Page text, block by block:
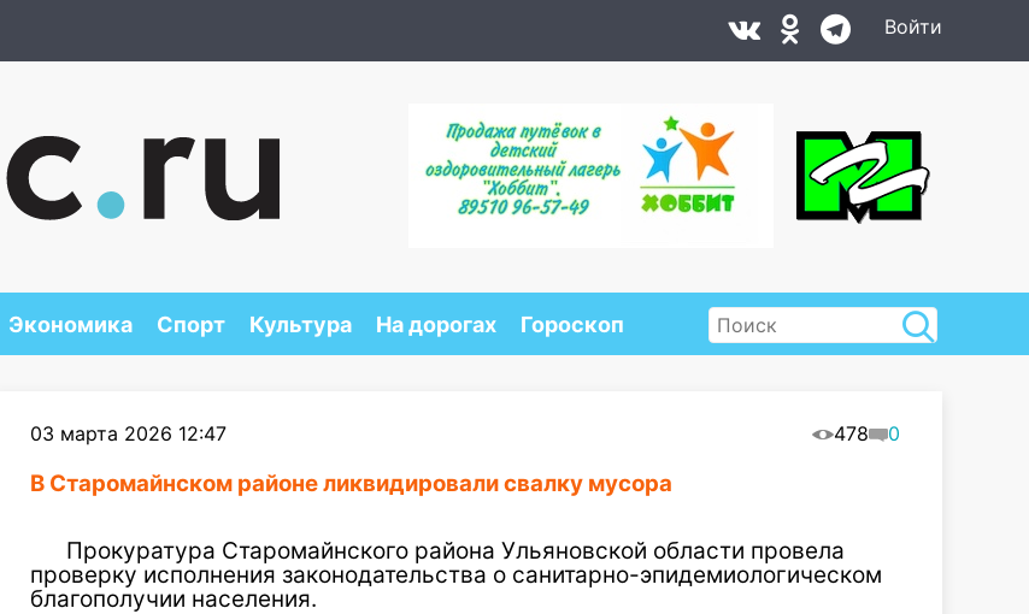
Войти
Экономика Спорт Культура На дорогах Гороскоп
03 марта 2026 12:47 478 0
В Старомайнском районе ликвидировали свалку мусора
Прокуратура Старомайнского района Ульяновской области провела
проверку исполнения законодательства о санитарно-эпидемиологическом
благополучии населения.